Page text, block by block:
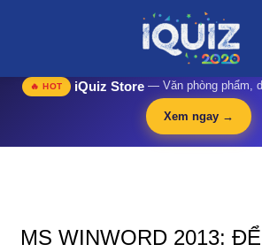
MS Winword 2013: để soạn thảo nhanh một
trong văn bản, | i-quiz.vn@stop article@stop
🛍️
🔥 HOT iQuiz Store — Văn phòng phẩm,
Xem ngay →
MS WINWORD 2013: